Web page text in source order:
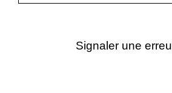
Signaler une